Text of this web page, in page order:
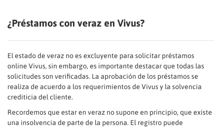
¿Préstamos con veraz en Vivus?
El estado de veraz no es excluyente para solicitar préstamos
online Vivus, sin embargo, es importante destacar que todas las
solicitudes son verificadas. La aprobación de los préstamos se
realiza de acuerdo a los requerimientos de Vivus y la solvencia
crediticia del cliente.
Recordemos que estar en veraz no supone en principio, que existe
una insolvencia de parte de la persona. El registro puede